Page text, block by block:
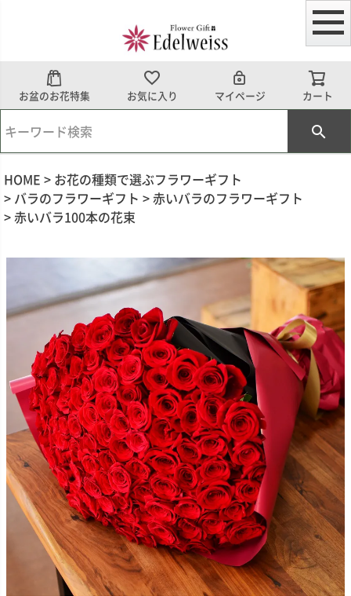
お盆のお花特集 お気に入り マイページ カート
HOME
お花の種類で選ぶフラワーギフト
バラのフラワーギフト
赤いバラのフラワーギフト
赤いバラ100本の花束